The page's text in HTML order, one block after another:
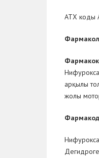
АТХ коды
арқылы
жолы